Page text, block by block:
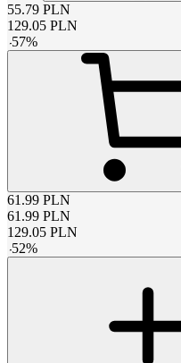
55.79 PLN
129.05 PLN
-57%
61.99 PLN
61.99 PLN
129.05 PLN
-52%